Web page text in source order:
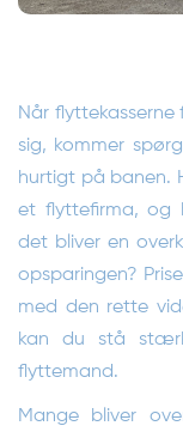
Når
sig, kommer
hurtigt på banen.
et flyttefirma, og
det bliver en
opsparingen?
med den rette
kan du stå
flyttemand.
Mange bliver